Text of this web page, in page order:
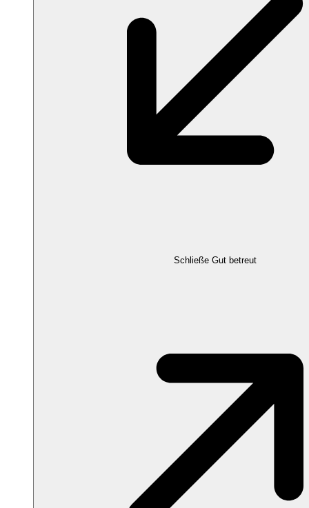
Schließe Gut betreut